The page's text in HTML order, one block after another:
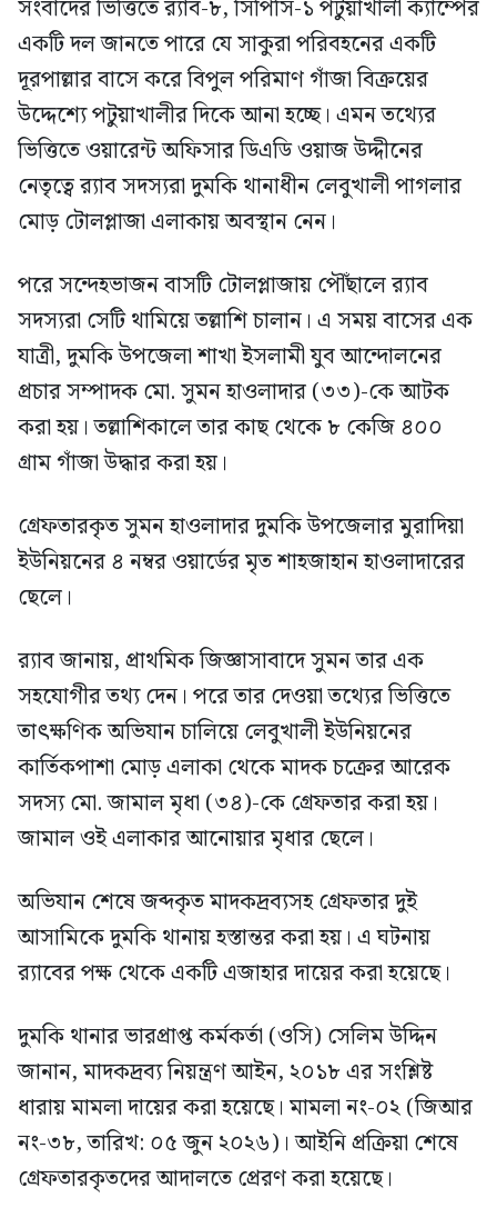
সংবাদের ভিত্তিতে র‍্যাব-৮, সিপিসি-১ পটুয়াখালী ক্যাম্পের
একটি দল জানতে পারে যে সাকুরা পরিবহনের একটি
দূরপাল্লার বাসে করে বিপুল পরিমাণ গাঁজা বিক্রয়ের
উদ্দেশ্যে পটুয়াখালীর দিকে আনা হচ্ছে। এমন তথ্যের
ভিত্তিতে ওয়ারেন্ট অফিসার ডিএডি ওয়াজ উদ্দীনের
নেতৃত্বে র‍্যাব সদস্যরা দুমকি থানাধীন লেবুখালী পাগলার
মোড় টোলপ্লাজা এলাকায় অবস্থান নেন।
পরে সন্দেহভাজন বাসটি টোলপ্লাজায় পৌঁছালে র‍্যাব
সদস্যরা সেটি থামিয়ে তল্লাশি চালান। এ সময় বাসের এক
যাত্রী, দুমকি উপজেলা শাখা ইসলামী যুব আন্দোলনের
প্রচার সম্পাদক মো. সুমন হাওলাদার (৩৩)-কে আটক
করা হয়। তল্লাশিকালে তার কাছ থেকে ৮ কেজি ৪০০
গ্রাম গাঁজা উদ্ধার করা হয়।
গ্রেফতারকৃত সুমন হাওলাদার দুমকি উপজেলার মুরাদিয়া
ইউনিয়নের ৪ নম্বর ওয়ার্ডের মৃত শাহজাহান হাওলাদারের
ছেলে।
র‍্যাব জানায়, প্রাথমিক জিজ্ঞাসাবাদে সুমন তার এক
সহযোগীর তথ্য দেন। পরে তার দেওয়া তথ্যের ভিত্তিতে
তাৎক্ষণিক অভিযান চালিয়ে লেবুখালী ইউনিয়নের
কার্তিকপাশা মোড় এলাকা থেকে মাদক চক্রের আরেক
সদস্য মো. জামাল মৃধা (৩৪)-কে গ্রেফতার করা হয়।
জামাল ওই এলাকার আনোয়ার মৃধার ছেলে।
অভিযান শেষে জব্দকৃত মাদকদ্রব্যসহ গ্রেফতার দুই
আসামিকে দুমকি থানায় হস্তান্তর করা হয়। এ ঘটনায়
র‍্যাবের পক্ষ থেকে একটি এজাহার দায়ের করা হয়েছে।
দুমকি থানার ভারপ্রাপ্ত কর্মকর্তা (ওসি) সেলিম উদ্দিন
জানান, মাদকদ্রব্য নিয়ন্ত্রণ আইন, ২০১৮ এর সংশ্লিষ্ট
ধারায় মামলা দায়ের করা হয়েছে। মামলা নং-০২ (জিআর
নং-৩৮, তারিখ: ০৫ জুন ২০২৬)। আইনি প্রক্রিয়া শেষে
গ্রেফতারকৃতদের আদালতে প্রেরণ করা হয়েছে।